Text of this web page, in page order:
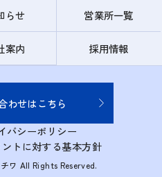
らせ 営業所一覧
案内 採用情報
わせはこちら
バシーポリシー
トに対する基本方針
ワ All Rights Reserved.